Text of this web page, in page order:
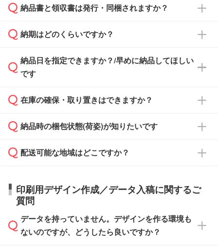
基本的には先入金をお願いしておりますが、自
どの場合は、月末締め翌月末払いに対応可能で
また、卒業・卒園記念品で対策委員会や個人様
校や幼稚園・保育園であれば、同様の条件でご
ご希望の際は担当スタッフまでお気軽にご相談
ください。
納品書と領収書は発行・同梱されますか？
納品書・領収書は ご依頼をいただいた場合の
ず、通常はPDFデータをメール添付でお送りし
ます。
たは注文フォームの『ご注文に関する備考欄』
納期はどのくらいですか？
・印刷する場合(500個程度)
ご入金、イメージ画像の校了から約2週間～2
ご入金確認後、1～2営業日で出荷いたしま
タッフまでお問い合わせください。
ル」に注文予定日をご入力いただくと、おおよ
その締切日や出荷目安をご確認いただけます。
納品日を指定できますか？/早めに納品してほしい
です
ご希望の納期がある場合は、お問い合わせ・お
い。
応が可能かご案内いたします。
す。>>対象商品はこちら
※最短出荷日は商品によって異なります。各商
品ページにてご確認ください
在庫の確保・取り置きはできますか？
ご入金確認後に在庫を確保し、注文確定のご連
はできかねますので予めご了承ください。
納品時の梱包状態(荷姿)が知りたいです
商品によって異なります。各ページにある商品
す。(白箱、化粧箱、ブリスターパックなど)
【袋入り】 商品がひとつずつ袋に入っていま
す。(透明袋、デザイン袋など)
【個包装なし】 個包装がされていない状態で
配送可能な地域はどこですか？
日本全国へお届けが可能です。なお、海外への
直接納品は行っておりませんので予めご了承く
ださい。
印刷用デザイン作成／データ入稿に関するご
質問
データを持っていません。デザインを作る環境も
ないのですが、どうしたら良いですか？